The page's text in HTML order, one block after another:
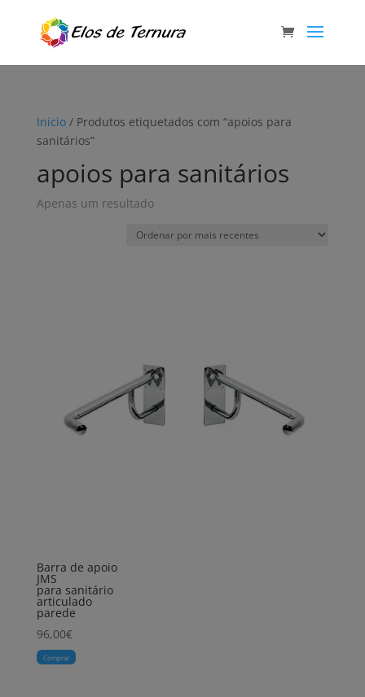
Início/ Produtos etiquetados com “apoios para
sanitários”
apoios para sanitários
Apenas um resultado
Barra de apoio
JMS
para sanitário
articulado
parede
96,00€
Comprar